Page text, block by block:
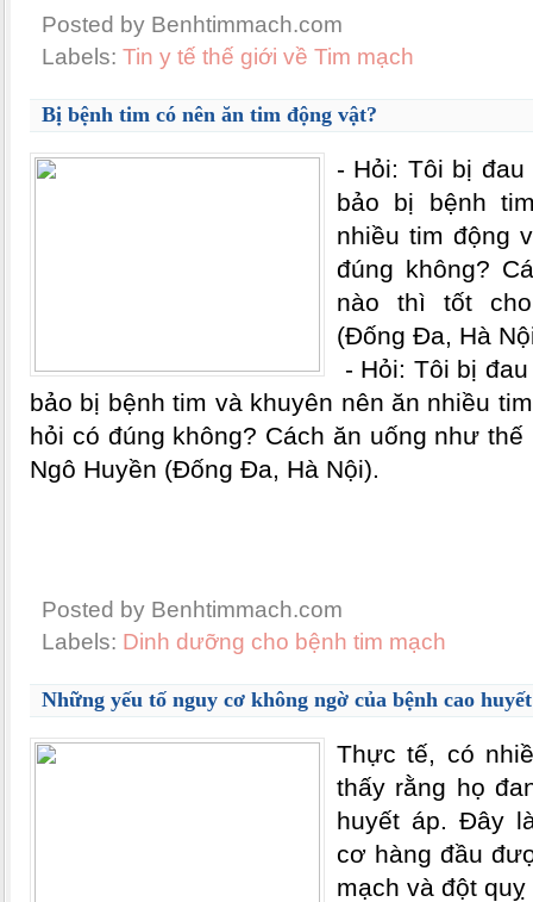
Posted by Benhtimmach.com
Labels: Tin y tế thế giới về Tim mạch
Bị bệnh tim có nên ăn tim động vật?
- Hỏi: Tôi bị
bảo bị bệnh
nhiều tim động
đúng không?
nào thì tốt
(Đống Đa, Hà
- Hỏi: Tôi bị
bảo bị bệnh tim và khuyên nên ăn nhiều
hỏi có đúng không? Cách ăn uống như
Ngô Huyền (Đống Đa, Hà Nội).
Posted by Benhtimmach.com
Labels: Dinh dưỡng cho bệnh tim mạch
Những yếu tố nguy cơ không ngờ của bệnh cao
Thực tế, có
thấy rằng họ
huyết áp. Đây
cơ hàng đầu
mạch và đột